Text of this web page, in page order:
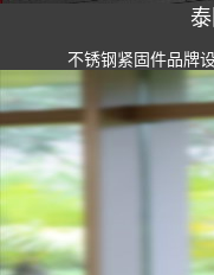
不锈钢紧固件品牌